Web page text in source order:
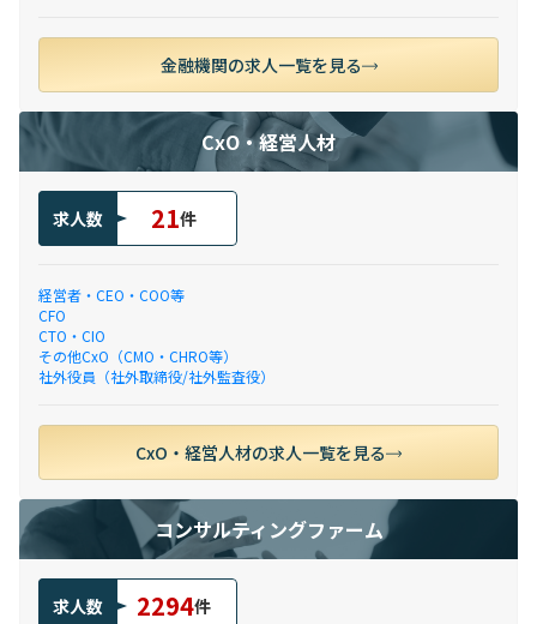
金融機関の求人一覧を見る
CxO・経営人材
求人数 21件
経営者・CEO・COO等
CFO
CTO・CIO
その他CxO（CMO・CHRO等）
社外役員（社外取締役/社外監査役）
CxO・経営人材の求人一覧を見る
コンサルティングファーム
求人数 2294件